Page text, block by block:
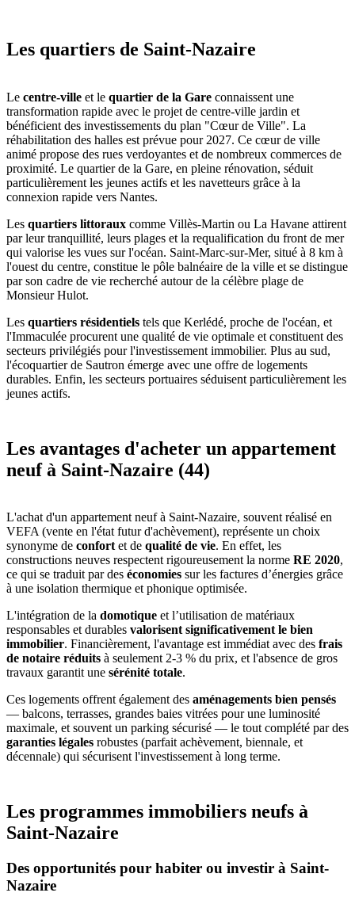
Les quartiers de Saint-Nazaire
Le centre-ville et le quartier de la Gare connaissent une
transformation rapide avec le projet de centre-ville jardin et
bénéficient des investissements du plan "Cœur de Ville". La
réhabilitation des halles est prévue pour 2027. Ce cœur de ville
animé propose des rues verdoyantes et de nombreux commerces de
proximité. Le quartier de la Gare, en pleine rénovation, séduit
particulièrement les jeunes actifs et les navetteurs grâce à la
connexion rapide vers Nantes.
Les quartiers littoraux comme Villès-Martin ou La Havane attirent
par leur tranquillité, leurs plages et la requalification du front de mer
qui valorise les vues sur l'océan. Saint-Marc-sur-Mer, situé à 8 km à
l'ouest du centre, constitue le pôle balnéaire de la ville et se distingue
par son cadre de vie recherché autour de la célèbre plage de
Monsieur Hulot.
Les quartiers résidentiels tels que Kerlédé, proche de l'océan, et
l'Immaculée procurent une qualité de vie optimale et constituent des
secteurs privilégiés pour l'investissement immobilier. Plus au sud,
l'écoquartier de Sautron émerge avec une offre de logements
durables. Enfin, les secteurs portuaires séduisent particulièrement les
jeunes actifs.
Les avantages d'acheter un appartement
neuf à Saint-Nazaire (44)
L'achat d'un appartement neuf à Saint-Nazaire, souvent réalisé en
VEFA (vente en l'état futur d'achèvement), représente un choix
synonyme de confortet de qualité de vie. En effet, les
constructions neuves respectent rigoureusement la norme RE 2020,
ce qui se traduit par des économies sur les factures d’énergies grâce
à une isolation thermique et phonique optimisée.
L'intégration de la domotique et l’utilisation de matériaux
responsables et durables valorisent significativement le bien
immobilier. Financièrement, l'avantage est immédiat avec des frais
de notaire réduits à seulement 2-3 % du prix, et l'absence de gros
travaux garantit une sérénité totale.
Ces logements offrent également des aménagements bien pensés
— balcons, terrasses, grandes baies vitrées pour une luminosité
maximale, et souvent un parking sécurisé — le tout complété par des
garanties légales robustes (parfait achèvement, biennale, et
décennale) qui sécurisent l'investissement à long terme.
Les programmes immobiliers neufs à
Saint-Nazaire
Des opportunités pour habiter ou investir à Saint-
Nazaire